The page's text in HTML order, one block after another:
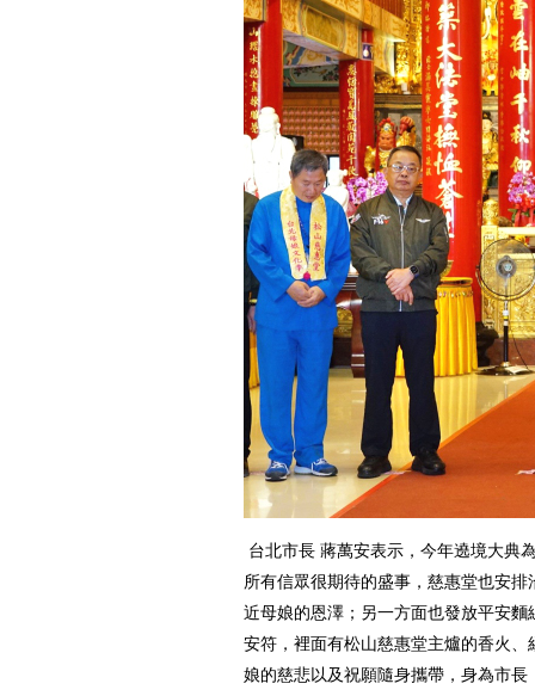
台北市長 蔣萬安表示，今年遶境大典
所有信眾很期待的盛事，慈惠堂也安
近母娘的恩澤；另一方面也發放平安
安符，裡面有松山慈惠堂主爐的香火
娘的慈悲以及祝願隨身攜帶，身為市